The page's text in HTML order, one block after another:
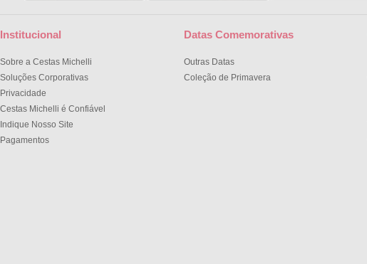
Institucional
Sobre a Cestas Michelli
Soluções Corporativas
Privacidade
Cestas Michelli é Confiável
Indique Nosso Site
Pagamentos
Datas Comemorativas
Outras Datas
Coleção de Primavera